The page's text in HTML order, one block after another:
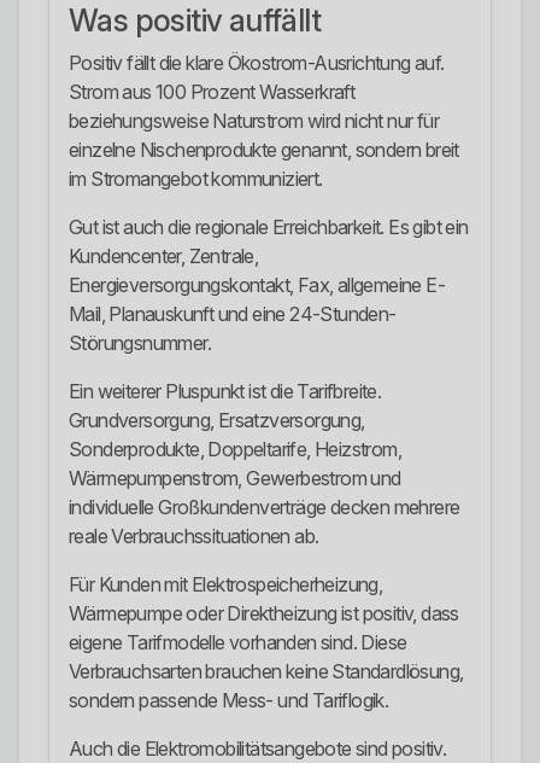
Was positiv auffällt
Positiv fällt die klare Ökostrom-Ausrichtung auf.
Strom aus 100 Prozent Wasserkraft
beziehungsweise Naturstrom wird nicht nur für
einzelne Nischenprodukte genannt, sondern breit
im Stromangebot kommuniziert.
Gut ist auch die regionale Erreichbarkeit. Es gibt ein
Kundencenter, Zentrale,
Energieversorgungskontakt, Fax, allgemeine E-
Mail, Planauskunft und eine 24-Stunden-
Störungsnummer.
Ein weiterer Pluspunkt ist die Tarifbreite.
Grundversorgung, Ersatzversorgung,
Sonderprodukte, Doppeltarife, Heizstrom,
Wärmepumpenstrom, Gewerbestrom und
individuelle Großkundenverträge decken mehrere
reale Verbrauchssituationen ab.
Für Kunden mit Elektrospeicherheizung,
Wärmepumpe oder Direktheizung ist positiv, dass
eigene Tarifmodelle vorhanden sind. Diese
Verbrauchsarten brauchen keine Standardlösung,
sondern passende Mess- und Tariflogik.
Auch die Elektromobilitätsangebote sind positiv.